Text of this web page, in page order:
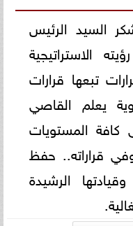
السيد الرئيس
الاستراتيجية
تبعها قرارات
يعلم القاصي
كافة المستويات
قراراته.. حفظ
الرشيدة